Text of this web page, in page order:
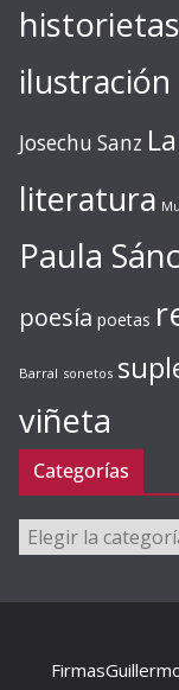
historietas
Josechu Sanz
literatura
Paula
poesía poetas
Barral sonetos
viñeta
Categorías
Categorías
Firmas